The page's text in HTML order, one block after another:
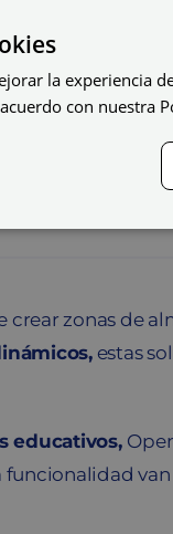
Space
D-40/3
crear zonas de
estas
educativos,
van
la experiencia
con nuestra